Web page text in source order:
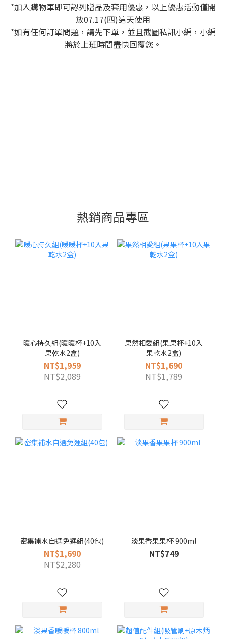
*加入購物車即可認列贈品及套用優惠，以上優惠活動僅開
放07.17(四)這天使用
*如有任何訂單問題，請先下單，並且截圖私訊小編，小編
將於上班時間盡快回覆您。
熱銷商品專區
暖心持久組(暖暖杯+10入
果乾水2盒)
NT$1,959
NT$2,089
果然相愛組(果果杯+10入
果乾水2盒)
NT$1,690
NT$1,789
密集補水自選免運組(40包)
NT$1,690
NT$2,280
淡果香果果杯 900ml
NT$749